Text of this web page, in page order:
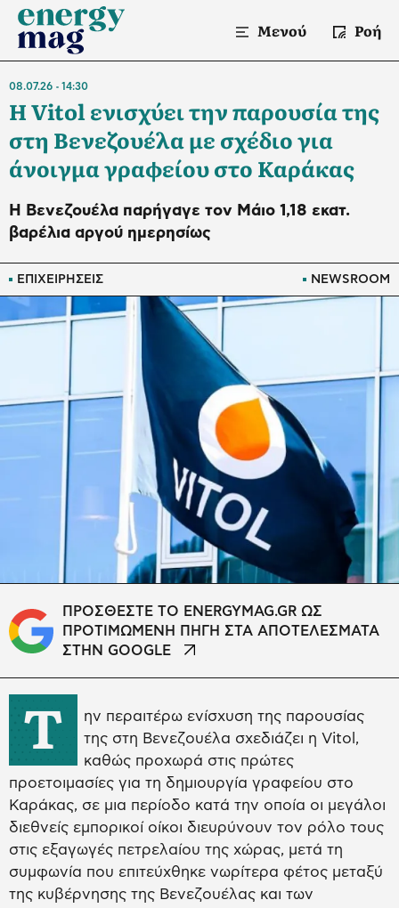
Μενού Ροή
ΕΠΙΧΕΙΡΗΣΕΙΣ NEWSROOM
08.07.26 14:30
Η Vitol ενισχύει την παρουσία της
στη Βενεζουέλα με σχέδιο για
άνοιγμα γραφείου στο Καράκας
Η Βενεζουέλα παρήγαγε τον Μάιο 1,18 εκατ.
βαρέλια αργού ημερησίως
ΠΡΟΣΘΕΣΤΕ ΤΟ ENERGYMAG.GR ΩΣ
ΠΡΟΤΙΜΩΜΕΝΗ ΠΗΓΗ ΣΤΑ ΑΠΟΤΕΛΕΣΜΑΤΑ
ΣΤΗΝ GOOGLE
Τ
ην περαιτέρω ενίσχυση της παρουσίας
της στη Βενεζουέλα σχεδιάζει η Vitol,
καθώς προχωρά στις πρώτες
προετοιμασίες για τη δημιουργία γραφείου στο
Καράκας, σε μια περίοδο κατά την οποία οι μεγάλοι
διεθνείς εμπορικοί οίκοι διευρύνουν τον ρόλο τους
στις εξαγωγές πετρελαίου της χώρας, μετά τη
συμφωνία που επιτεύχθηκε νωρίτερα φέτος μεταξύ
της κυβέρνησης της Βενεζουέλας και των